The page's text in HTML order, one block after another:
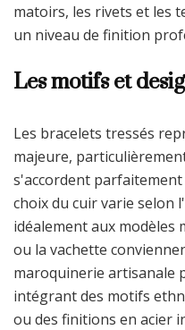
matoirs, les rivets et les
un niveau de finition
Les motifs et
Les bracelets tressés
majeure,
s'accordent parfaitement
choix du cuir varie selon
idéalement aux modèles
ou la vachette
maroquinerie artisanale
intégrant des motifs
ou des finitions en acier